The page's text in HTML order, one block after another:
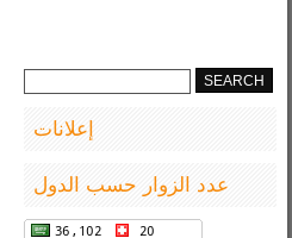
إعلانات
عدد الزوار حسب الدول